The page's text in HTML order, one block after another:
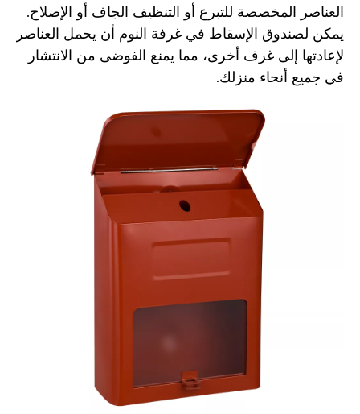
العناصر المخصصة للتبرع أو التنظيف الجاف أو الإصلاح.
يمكن لصندوق الإسقاط في غرفة النوم أن يحمل العناصر
لإعادتها إلى غرف أخرى، مما يمنع الفوضى من الانتشار
في جميع أنحاء منزلك.